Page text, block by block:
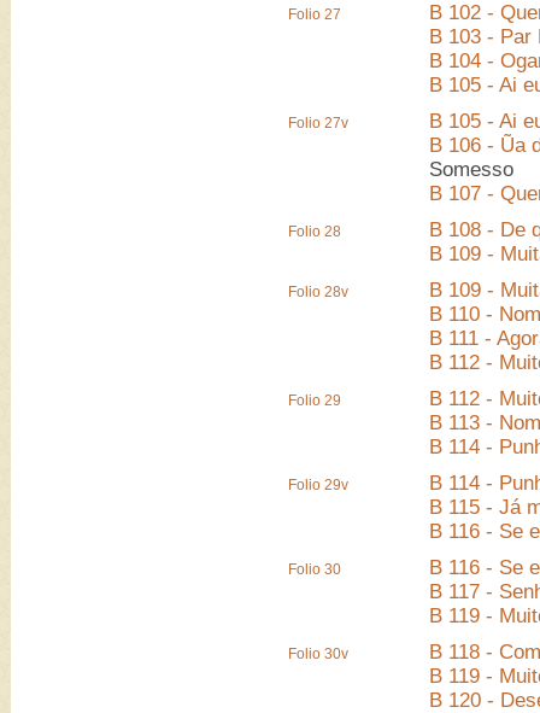
Folio 27
B 102 -
B 103 - Par
B 104 -
B 105 - Ai
Folio 27v
B 105 - Ai
B 106 - Ũa
Somesso
B 107 -
Folio 28
B 108 - De
B 109 -
Folio 28v
B 109 -
B 110 -
B 111 -
B 112 -
Folio 29
B 112 -
B 113 -
B 114 -
Folio 29v
B 114 -
B 115 - Já
B 116 - Se
Folio 30
B 116 - Se
B 117 -
B 119 -
Folio 30v
B 118 -
B 119 -
B 120 -